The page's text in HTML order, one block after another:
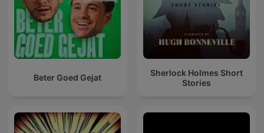
Beter Goed Gejat
Sherlock Holmes Short
Stories